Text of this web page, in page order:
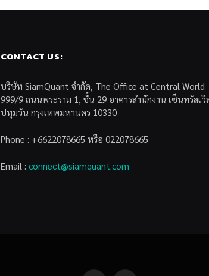
CONTACT US:
บริษัท SiamQuant จำกัด, The Office at Central World
999/9 ถนนพระราม 1, ชั้น 29 อาคารสำนักงาน เซ็นทรัลเวิ
ปทุมวัน กรุงเทพมหานคร 10330
Phone : +6622078665 หรือ 022078665
Email : connect@siamquant.com